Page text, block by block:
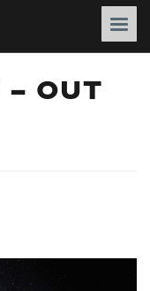
– OUT